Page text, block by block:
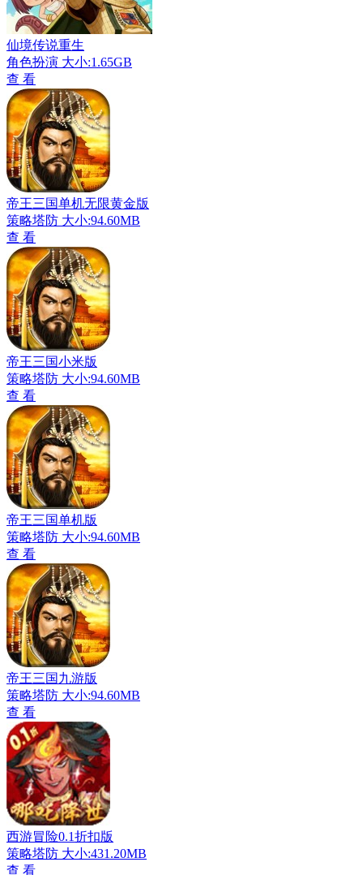
仙境传说重生
角色扮演 大小:1.65GB
查 看
帝王三国单机无限黄金版
策略塔防 大小:94.60MB
查 看
帝王三国小米版
策略塔防 大小:94.60MB
查 看
帝王三国单机版
策略塔防 大小:94.60MB
查 看
帝王三国九游版
策略塔防 大小:94.60MB
查 看
西游冒险0.1折扣版
策略塔防 大小:431.20MB
查 看